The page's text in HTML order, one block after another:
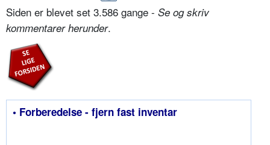
Siden er blevet set 3.586 gange - Se og skriv
kommentarer herunder.
• Forberedelse - fjern fast inventar